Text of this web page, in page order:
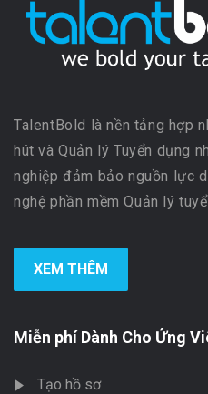
TalentBold là nền tảng hợp
hút và Quản lý Tuyển dụng
nghiệp đảm bảo nguồn lực
nghệ phần mềm Quản lý
XEM THÊM
Miễn phí Dành Cho Ứng
Tạo hồ sơ